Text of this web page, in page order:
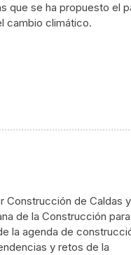
que se ha propuesto el
cambio climático.
Construcción de Caldas y
de la Construcción para
la agenda de
y retos de la